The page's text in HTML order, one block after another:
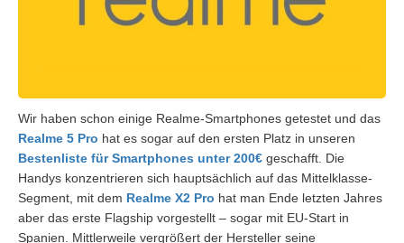
Wir haben schon einige Realme-Smartphones getestet und das
Realme 5 Pro hat es sogar auf den ersten Platz in unseren
Bestenliste für Smartphones unter 200€ geschafft. Die
Handys konzentrieren sich hauptsächlich auf das Mittelklasse-
Segment, mit dem Realme X2 Pro hat man Ende letzten Jahres
aber das erste Flagship vorgestellt – sogar mit EU-Start in
Spanien. Mittlerweile vergrößert der Hersteller seine